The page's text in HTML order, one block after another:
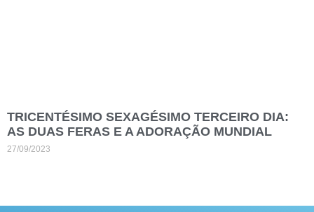
TRICENTÉSIMO SEXAGÉSIMO TERCEIRO DIA:
AS DUAS FERAS E A ADORAÇÃO MUNDIAL
27/09/2023